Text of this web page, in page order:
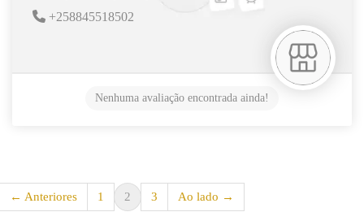
+258845518502
Nenhuma avaliação encontrada ainda!
← Anteriores 1 2 3 Ao lado →